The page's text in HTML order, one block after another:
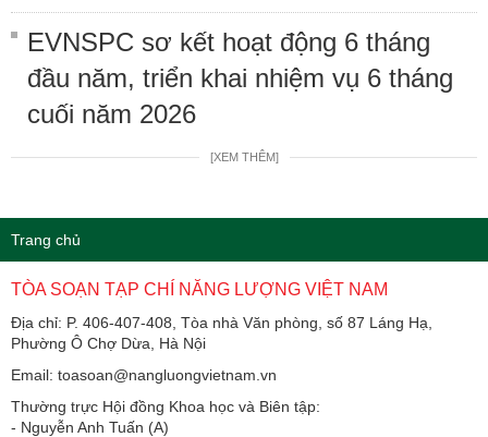
EVNSPC sơ kết hoạt động 6 tháng
đầu năm, triển khai nhiệm vụ 6 tháng
cuối năm 2026
[XEM THÊM]
Trang chủ
TÒA SOẠN TẠP CHÍ NĂNG LƯỢNG VIỆT NAM
Địa chỉ: P. 406-407-408, Tòa nhà Văn phòng, số 87 Láng Hạ,
Phường Ô Chợ Dừa, Hà Nội
Email: toasoan@nangluongvietnam.vn
Thường trực Hội đồng Khoa học và Biên tập:
​​​​​​- Nguyễn Anh Tuấn (A)